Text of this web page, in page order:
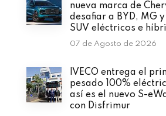
nueva marca de
desafiar a BYD, MG y
SUV eléctricos e
07 de Agosto de 2026
IVECO entrega el
pesado 100%
así es el nuevo S-
con Disfrimur